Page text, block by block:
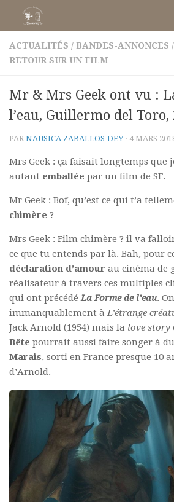
Skip to content
ACTUALITÉS / BANDES-ANNONCES /
RETOUR SUR UN FILM
Mr & Mrs Geek ont vu :
l’eau, Guillermo del
PAR NAUSICA ZABALLOS-DEY · 4 MARS
Mrs Geek : ça faisait longtemps que
autant emballée par un film de SF.
Mr Geek : Bof, qu’est ce qui t’a
chimère ?
Mrs Geek : Film chimère ? il va
ce que tu entends par là. Bah, pour
déclaration d’amour au cinéma de
réalisateur à travers ces multiples
qui ont précédéLa Forme de l’eau.
immanquablement àL’étrange
Jack Arnold (1954) mais la love story
Bête pourrait aussi faire songer à du
Marais, sorti en France presque 10
d’Arnold.